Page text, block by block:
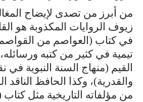
من أبرز من تصدى لإيضاح
زيوف الروايات المكذوبة هو
في كتاب (العواصم من
تيمية في كثير من كتبه
القيم (منهاج السنة النبوية
والقدرية)، وكذا الحافظ الناقد
من مؤلفاته التاريخية مثل